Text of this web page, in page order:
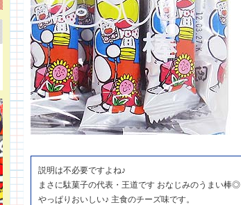
説明は不必要ですよね♪
まさに駄菓子の代表・王道です おなじみのうまい棒◎
やっぱりおいしい♪ 主食のチーズ味です。